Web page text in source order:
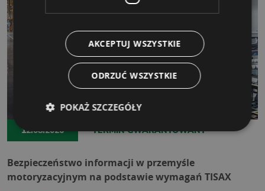
12.08.2026 TERMIN GWARANTOWANY
Bezpieczeństwo informacji w przemyśle
motoryzacyjnym na podstawie wymagań TISAX
AKCEPTUJ WSZYSTKIE
ODRZUĆ WSZYSTKIE
POKAŻ SZCZEGÓŁY